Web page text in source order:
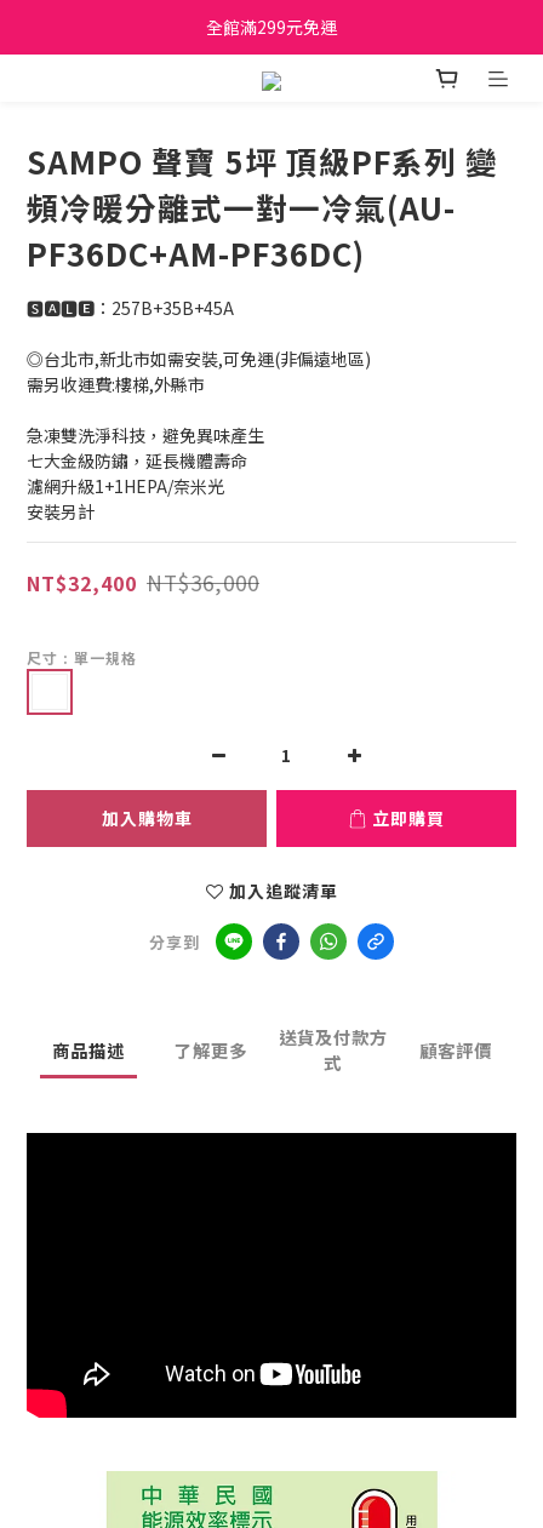
日立家電、國際牌 原廠管制價格 私訊優惠價
日立家電、國際牌 原廠管制價格 私訊優惠價
SAMPO 聲寶 5坪 頂級PF系列 變
頻冷暖分離式一對一冷氣(AU-
PF36DC+AM-PF36DC)
🆂🅰🅻🅴：257B+35B+45A
◎台北市,新北市如需安裝,可免運(非偏遠地區)
需另收運費:樓梯,外縣市
急凍雙洗淨科技，避免異味產生
七大金級防鏽，延長機體壽命
濾網升級1+1HEPA/奈米光
安裝另計
NT$32,400 NT$36,000
尺寸 : 單一規格
加入購物車 立即購買
加入追蹤清單
分享到
商品描述 了解更多
送貨及付款方
式
顧客評價